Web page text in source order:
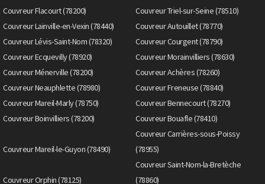
Couvreur Flacourt (78200)
Couvreur Triel-sur-Seine (78510)
Couvreur Lainville-en-Vexin (78440)
Couvreur Autouillet (78770)
Couvreur Lévis-Saint-Nom (78320)
Couvreur Courgent (78790)
Couvreur Ecquevilly (78920)
Couvreur Morainvilliers (78630)
Couvreur Ménerville (78200)
Couvreur Achères (78260)
Couvreur Neauphlette (78980)
Couvreur Freneuse (78840)
Couvreur Mareil-Marly (78750)
Couvreur Bennecourt (78270)
Couvreur Boinvilliers (78200)
Couvreur Bouafle (78410)
Couvreur Mareil-le-Guyon (78490)
Couvreur Carrières-sous-Poissy
(78955)
Couvreur Orphin (78125)
Couvreur Saint-Nom-la-Bretèche
(78860)